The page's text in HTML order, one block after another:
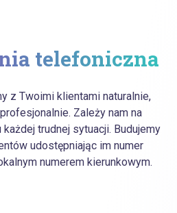
telefoniczna
z Twoimi klientami naturalnie,
Zależy nam na
trudnej sytuacji. Budujemy
udostępniając im numer
numerem kierunkowym.